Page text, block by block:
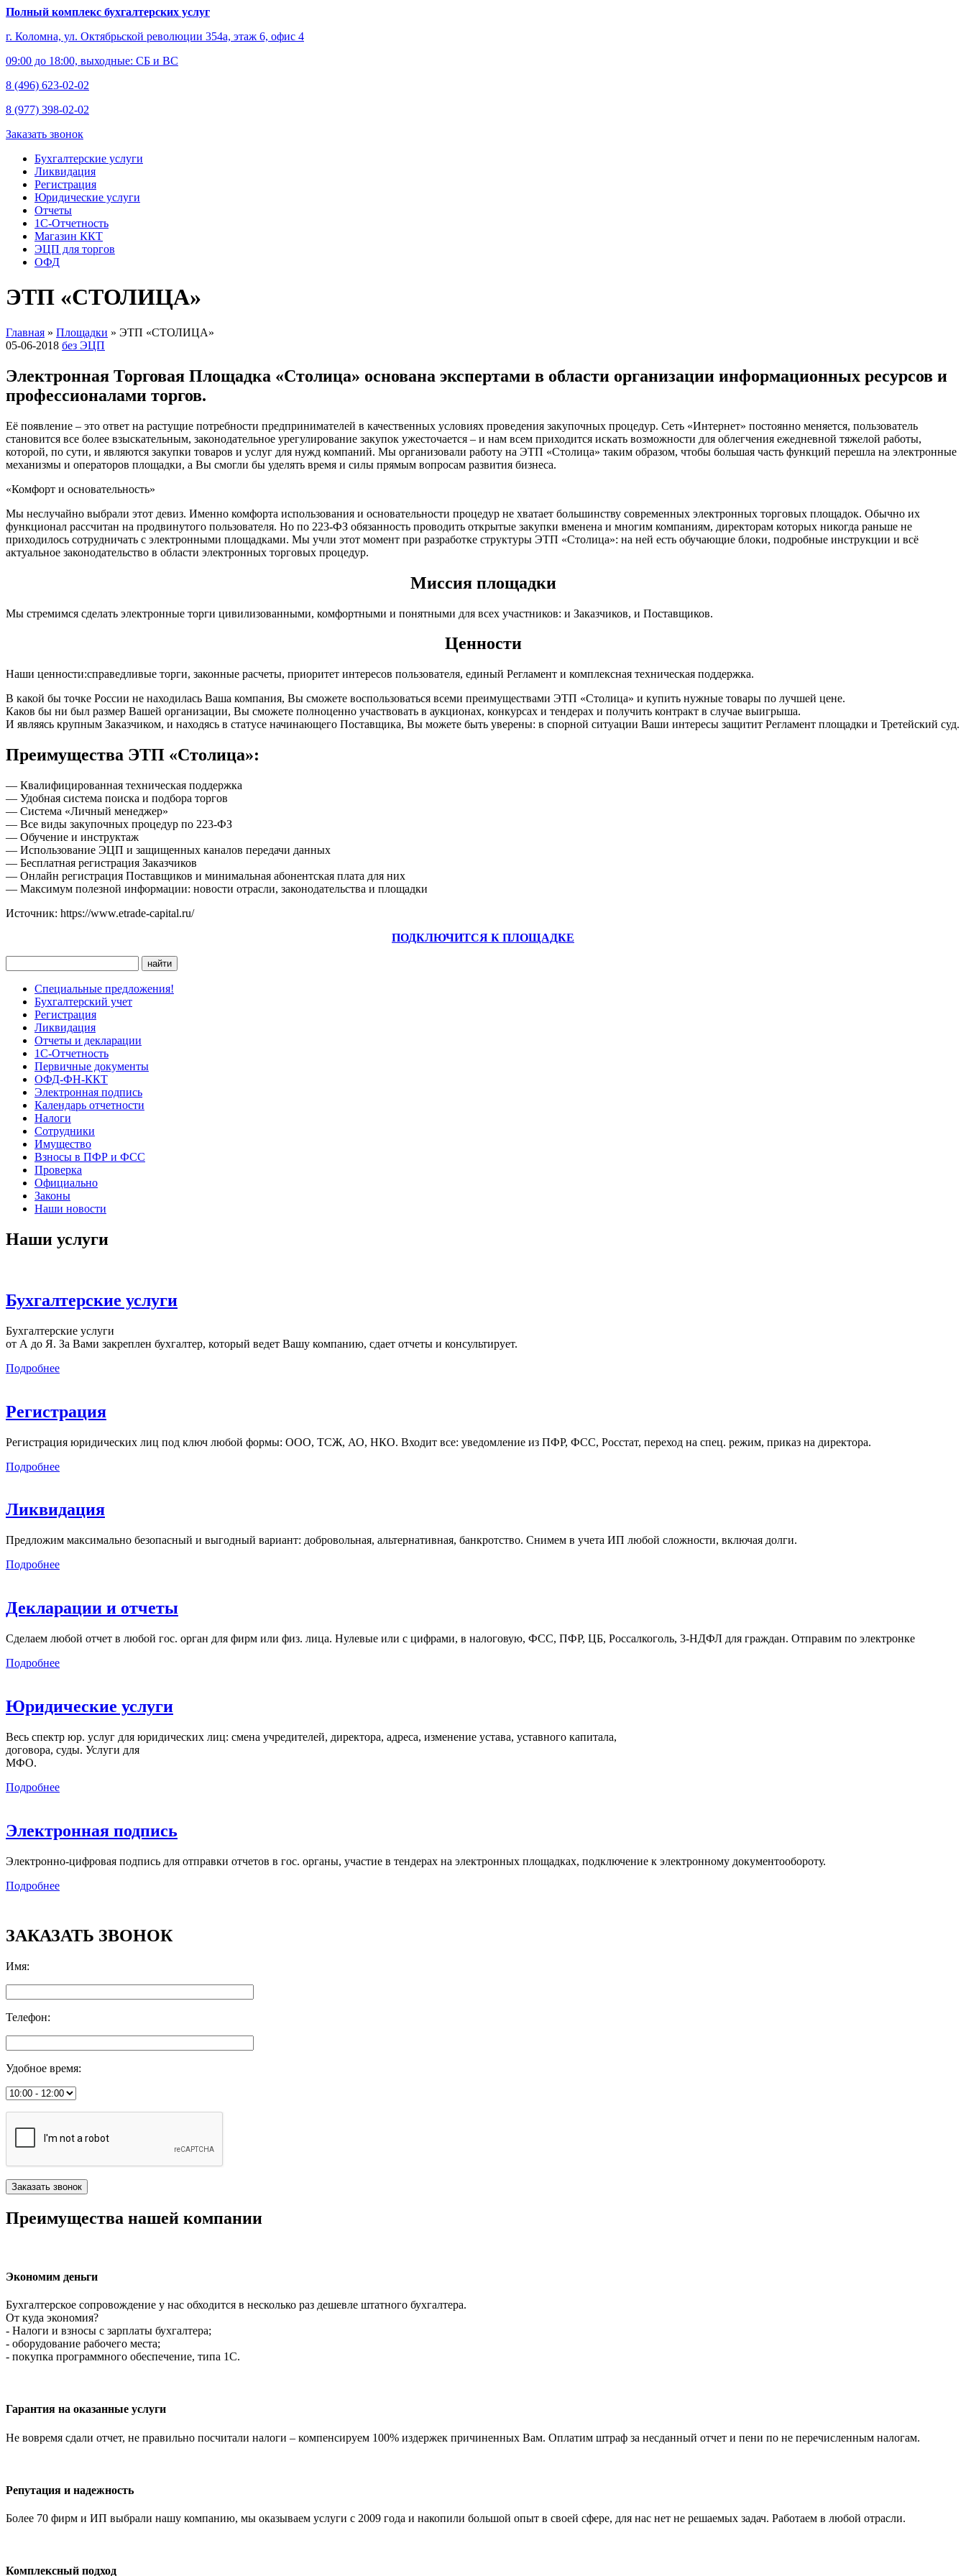
Полный комплекс бухгалтерских услуг
г. Коломна, ул. Октябрьской революции 354а, этаж 6, офис 4
09:00 до 18:00, выходные: СБ и ВС
8 (496) 623-02-02
8 (977) 398-02-02
Заказать звонок
Бухгалтерские услуги
Ликвидация
Регистрация
Юридические услуги
Отчеты
1С-Отчетность
Магазин ККТ
ЭЦП для торгов
ОФД
ЭТП «СТОЛИЦА»
Главная » Площадки » ЭТП «СТОЛИЦА»
05-06-2018 без ЭЦП
Электронная Торговая Площадка «Столица» основана экспертами в области организации информационных ресурсов и
профессионалами торгов.
Её появление – это ответ на растущие потребности предпринимателей в качественных условиях проведения закупочных процедур. Сеть «Интернет» постоянно меняется, пользователь
становится все более взыскательным, законодательное урегулирование закупок ужесточается – и нам всем приходится искать возможности для облегчения ежедневной тяжелой работы,
которой, по сути, и являются закупки товаров и услуг для нужд компаний. Мы организовали работу на ЭТП «Столица» таким образом, чтобы большая часть функций перешла на электронные
механизмы и операторов площадки, а Вы смогли бы уделять время и силы прямым вопросам развития бизнеса.
«Комфорт и основательность»
Мы неслучайно выбрали этот девиз. Именно комфорта использования и основательности процедур не хватает большинству современных электронных торговых площадок. Обычно их
функционал рассчитан на продвинутого пользователя. Но по 223-ФЗ обязанность проводить открытые закупки вменена и многим компаниям, директорам которых никогда раньше не
приходилось сотрудничать с электронными площадками. Мы учли этот момент при разработке структуры ЭТП «Столица»: на ней есть обучающие блоки, подробные инструкции и всё
актуальное законодательство в области электронных торговых процедур.
Миссия площадки
Мы стремимся сделать электронные торги цивилизованными, комфортными и понятными для всех участников: и Заказчиков, и Поставщиков.
Ценности
Наши ценности:справедливые торги, законные расчеты, приоритет интересов пользователя, единый Регламент и комплексная техническая поддержка.
В какой бы точке России не находилась Ваша компания, Вы сможете воспользоваться всеми преимуществами ЭТП «Столица» и купить нужные товары по лучшей цене.
Каков бы ни был размер Вашей организации, Вы сможете полноценно участвовать в аукционах, конкурсах и тендерах и получить контракт в случае выигрыша.
И являясь крупным Заказчиком, и находясь в статусе начинающего Поставщика, Вы можете быть уверены: в спорной ситуации Ваши интересы защитит Регламент площадки и Третейский суд.
Преимущества ЭТП «Столица»:
— Квалифицированная техническая поддержка
— Удобная система поиска и подбора торгов
— Система «Личный менеджер»
— Все виды закупочных процедур по 223-ФЗ
— Обучение и инструктаж
— Использование ЭЦП и защищенных каналов передачи данных
— Бесплатная регистрация Заказчиков
— Онлайн регистрация Поставщиков и минимальная абонентская плата для них
— Максимум полезной информации: новости отрасли, законодательства и площадки
Источник: https://www.etrade-capital.ru/
ПОДКЛЮЧИТСЯ К ПЛОЩАДКЕ
Специальные предложения!
Бухгалтерский учет
Регистрация
Ликвидация
Отчеты и декларации
1С-Отчетность
Первичные документы
ОФД-ФН-ККТ
Электронная подпись
Календарь отчетности
Налоги
Сотрудники
Имущество
Взносы в ПФР и ФСС
Проверка
Официально
Законы
Наши новости
Наши услуги
Бухгалтерские услуги
Бухгалтерские услуги
от А до Я. За Вами закреплен бухгалтер, который ведет Вашу компанию, сдает отчеты и консультирует.
Подробнее
Регистрация
Регистрация юридических лиц под ключ любой формы: ООО, ТСЖ, АО, НКО. Входит все: уведомление из ПФР, ФСС, Росстат, переход на спец. режим, приказ на директора.
Подробнее
Ликвидация
Предложим максимально безопасный и выгодный вариант: добровольная, альтернативная, банкротство. Снимем в учета ИП любой сложности, включая долги.
Подробнее
Декларации и отчеты
Сделаем любой отчет в любой гос. орган для фирм или физ. лица. Нулевые или с цифрами, в налоговую, ФСС, ПФР, ЦБ, Россалкоголь, 3-НДФЛ для граждан. Отправим по электронке
Подробнее
Юридические услуги
Весь спектр юр. услуг для юридических лиц: смена учредителей, директора, адреса, изменение устава, уставного капитала,
договора, суды. Услуги для
МФО.
Подробнее
Электронная подпись
Электронно-цифровая подпись для отправки отчетов в гос. органы, участие в тендерах на электронных площадках, подключение к электронному документообороту.
Подробнее
ЗАКАЗАТЬ ЗВОНОК
Имя:
Телефон:
Удобное время:
Преимущества нашей компании
Экономим деньги
Бухгалтерское сопровождение у нас обходится в несколько раз дешевле штатного бухгалтера.
От куда экономия?
- Налоги и взносы с зарплаты бухгалтера;
- оборудование рабочего места;
- покупка программного обеспечение, типа 1С.
Гарантия на оказанные услуги
Не вовремя сдали отчет, не правильно посчитали налоги – компенсируем 100% издержек причиненных Вам. Оплатим штраф за несданный отчет и пени по не перечисленным налогам.
Репутация и надежность
Более 70 фирм и ИП выбрали нашу компанию, мы оказываем услуги с 2009 года и накопили большой опыт в своей сфере, для нас нет не решаемых задач. Работаем в любой отрасли.
Комплексный подход